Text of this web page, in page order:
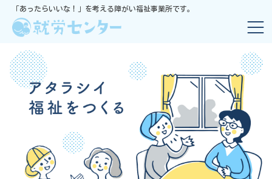
「あったらいいな！」を考える障がい福祉事業所です。